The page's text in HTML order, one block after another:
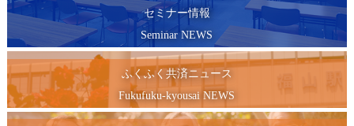
セミナー情報
Seminar NEWS
ふくふく共済ニュース
Fukufuku-kyousai NEWS